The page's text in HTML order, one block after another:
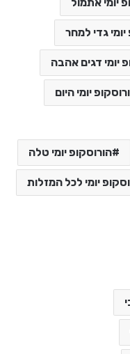
גדי למחר
יומי דגים אהבה
יומי היום
הורוסקופ יומי טלה
יומי לכל המזלות